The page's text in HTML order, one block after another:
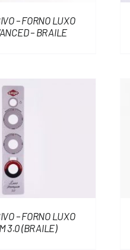
– FORNO LUXO
– BRAILE
– FORNO LUXO
3.0 (BRAILE)